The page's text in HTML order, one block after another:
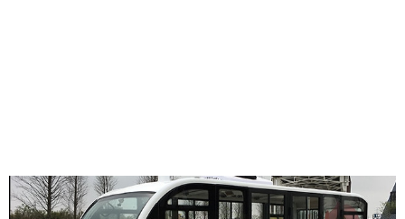
Share